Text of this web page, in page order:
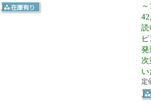
読
発
次
定